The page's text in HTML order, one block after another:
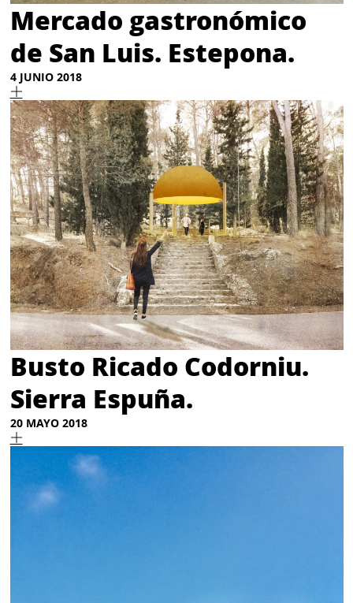
Mercado gastronómico
de San Luis. Estepona.
4 JUNIO 2018
Busto Ricado Codorniu.
Sierra Espuña.
20 MAYO 2018